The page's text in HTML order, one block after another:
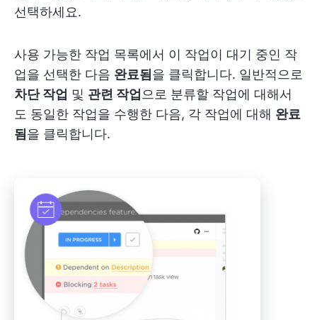
선택하세요.
사용 가능한 작업 목록에서 이 작업이 대기 중인 작
업을 선택한 다음 완료됨을 클릭합니다. 일반적으로
차단 작업 및 관련 작업 으로 분류할 작업에 대해서
도 동일한 작업을 수행한 다음, 각 작업에 대해 완료
됨을 클릭합니다.